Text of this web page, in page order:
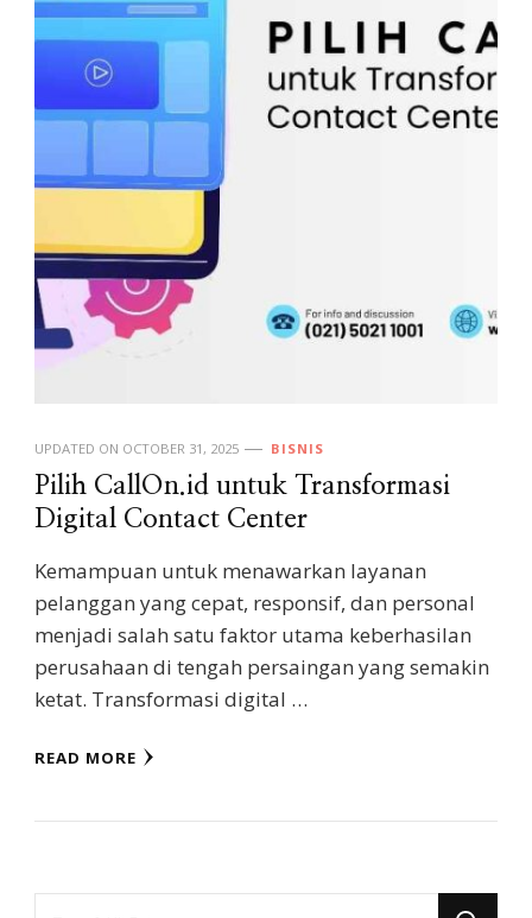
UPDATED ON OCTOBER 31, 2025 BISNIS
Pilih CallOn.id untuk Transformasi
Digital Contact Center
Kemampuan untuk menawarkan layanan
pelanggan yang cepat, responsif, dan personal
menjadi salah satu faktor utama keberhasilan
perusahaan di tengah persaingan yang semakin
ketat. Transformasi digital …
READ MORE